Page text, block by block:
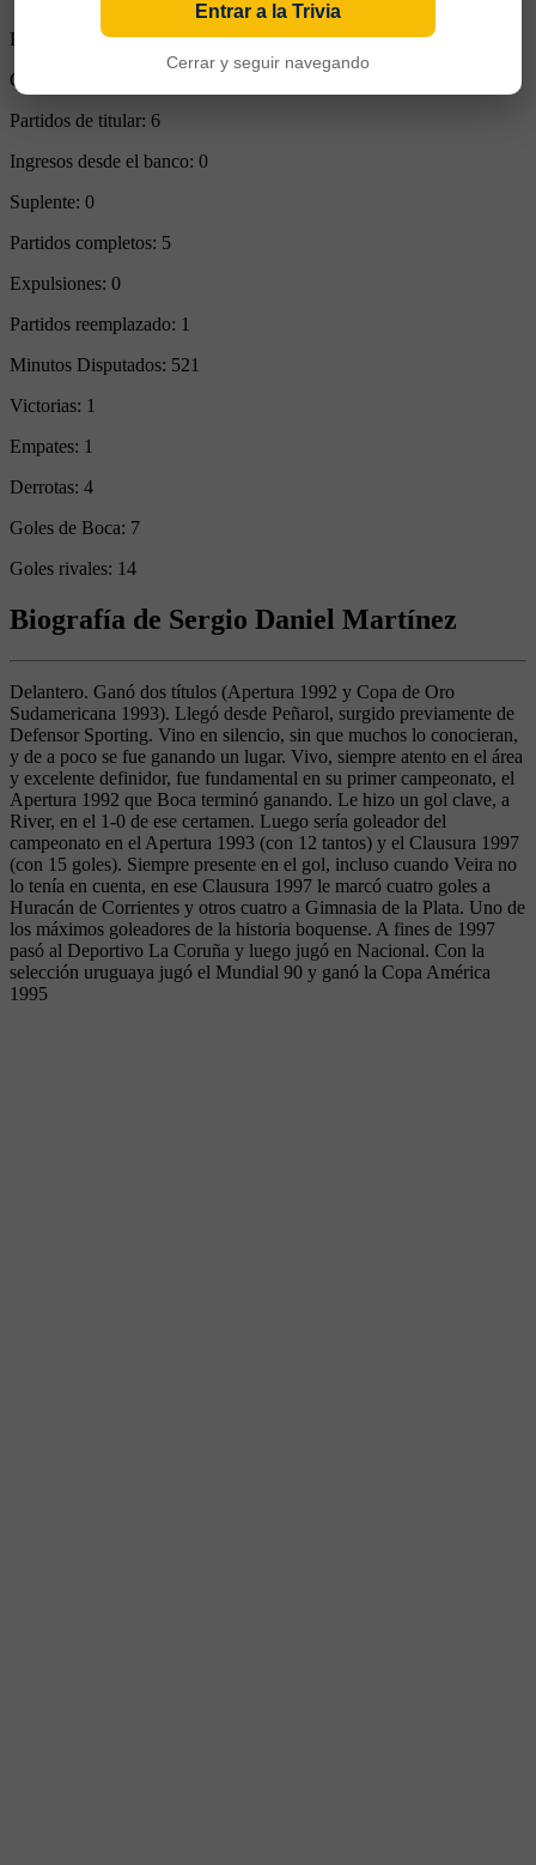
Partidos Jugados:6
Goles Convertidos:
Partidos de titular: 6
Ingresos desde el banco: 0
Suplente: 0
Partidos completos: 5
Expulsiones: 0
Partidos reemplazado: 1
Minutos Disputados: 521
Victorias: 1
Empates: 1
Derrotas: 4
Goles de Boca: 7
Goles rivales: 14
Biografía de Sergio Daniel Martínez
Delantero. Ganó dos títulos (Apertura 1992 y Copa de Oro
Sudamericana 1993). Llegó desde Peñarol, surgido previamente de
Defensor Sporting. Vino en silencio, sin que muchos lo conocieran,
y de a poco se fue ganando un lugar. Vivo, siempre atento en el área
y excelente definidor, fue fundamental en su primer campeonato, el
Apertura 1992 que Boca terminó ganando. Le hizo un gol clave, a
River, en el 1-0 de ese certamen. Luego sería goleador del
campeonato en el Apertura 1993 (con 12 tantos) y el Clausura 1997
(con 15 goles). Siempre presente en el gol, incluso cuando Veira no
lo tenía en cuenta, en ese Clausura 1997 le marcó cuatro goles a
Huracán de Corrientes y otros cuatro a Gimnasia de la Plata. Uno de
los máximos goleadores de la historia boquense. A fines de 1997
pasó al Deportivo La Coruña y luego jugó en Nacional. Con la
selección uruguaya jugó el Mundial 90 y ganó la Copa América
1995
Entrar a la Trivia
Cerrar y seguir navegando